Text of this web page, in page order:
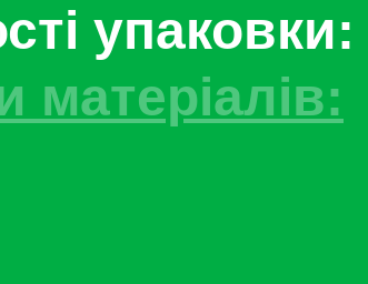
упаковки:
матеріалів: